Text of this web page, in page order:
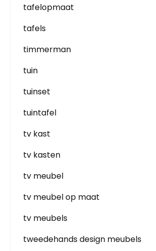
tafelopmaat
tafels
timmerman
tuin
tuinset
tuintafel
tv kast
tv kasten
tv meubel
tv meubel op maat
tv meubels
tweedehands design meubels